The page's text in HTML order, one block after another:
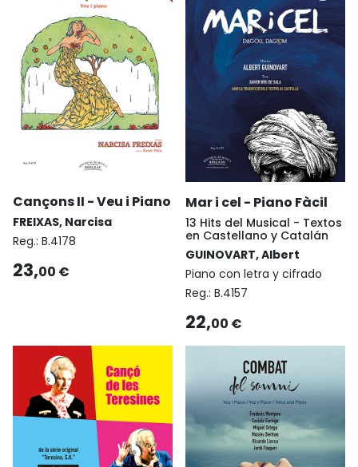
Cançons II - Veu i Piano
FREIXAS, Narcisa
Reg.: B.4178
23,00 €
Mar i cel - Piano Fàcil
13 Hits del Musical - Textos
en Castellano y Catalán
GUINOVART, Albert
Piano con letra y cifrado
Reg.: B.4157
22,00 €